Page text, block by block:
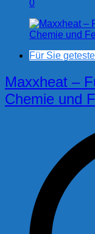
0
Für Sie
Maxxheat –
Chemie und